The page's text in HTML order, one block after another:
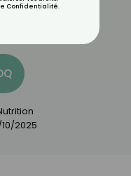
10/2025
Confidentialité.